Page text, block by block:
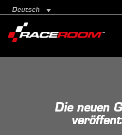
Deutsch
Die neuen